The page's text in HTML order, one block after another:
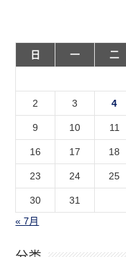
日
一 二
2 3 4
9 10 11
16 17 18
23 24 25
30
31
« 7月